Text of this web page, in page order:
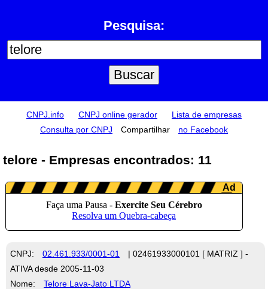
Pesquisa:
CNPJ.info CNPJ online gerador
Lista de empresas
Consulta por CNPJ
Compartilhar no Facebook
telore - Empresas encontrados: 11
CNPJ: 02.461.933/0001-01
| 02461933000101 [ MATRIZ ] -
ATIVA desde 2005-11-03
Nome:
Telore Lava-Jato LTDA